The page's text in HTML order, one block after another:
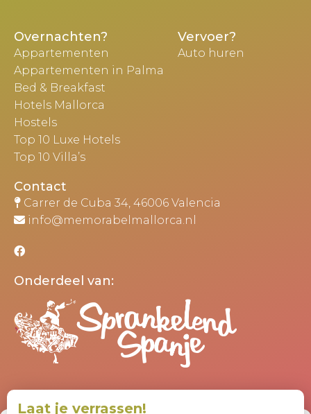
Overnachten?
Appartementen
Appartementen in Palma
Bed & Breakfast
Hotels Mallorca
Hostels
Top 10 Luxe Hotels
Top 10 Villa’s
Vervoer?
Auto huren
Contact
Carrer de Cuba 34, 46006 Valencia
info@memorabelmallorca.nl
Onderdeel van:
Laat je verrassen!